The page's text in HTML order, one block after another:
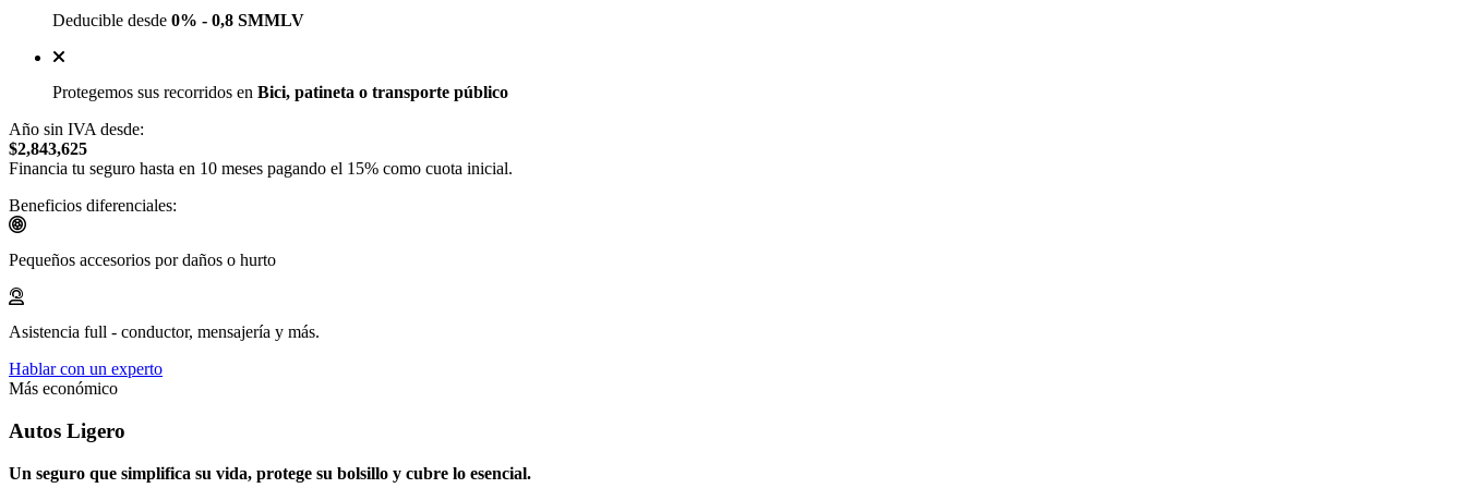
Deducible desde 0% - 0,8 SMMLV
Protegemos sus recorridos en Bici, patineta o transporte público
Año sin IVA desde:
$2,843,625
Financia tu seguro hasta en 10 meses pagando el 15% como cuota inicial.
Beneficios diferenciales:
Pequeños accesorios por daños o hurto
Asistencia full - conductor, mensajería y más.
Hablar con un experto
Más económico
Autos Ligero
Un seguro que simplifica su vida, protege su bolsillo y cubre lo esencial.